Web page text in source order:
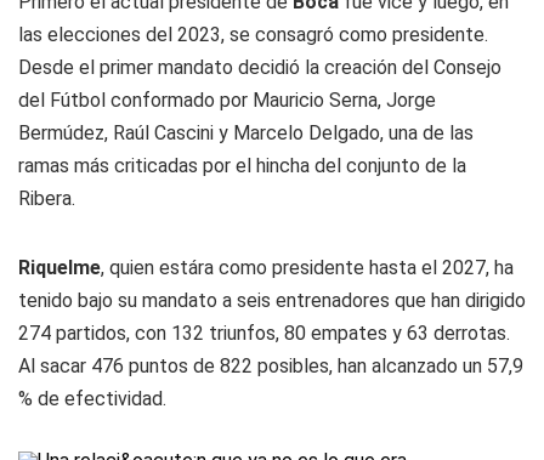
las elecciones del 2023, se consagró como presidente.
Desde el primer mandato decidió la creación del Consejo
del Fútbol conformado por Mauricio Serna, Jorge
Bermúdez, Raúl Cascini y Marcelo Delgado, una de las
ramas más criticadas por el hincha del conjunto de la
Ribera.
Riquelme, quien estára como presidente hasta el 2027, ha
tenido bajo su mandato a seis entrenadores que han dirigido
274 partidos, con 132 triunfos, 80 empates y 63 derrotas.
Al sacar 476 puntos de 822 posibles, han alcanzado un 57,9
% de efectividad.